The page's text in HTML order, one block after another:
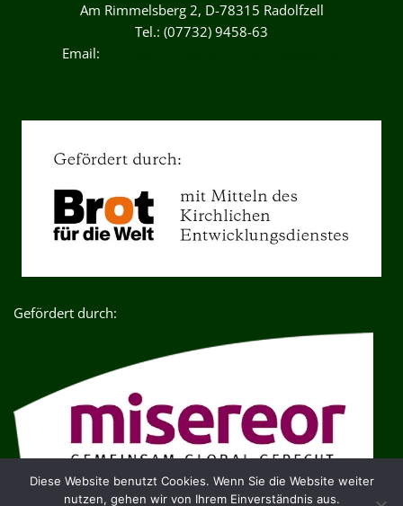
Am Rimmelsberg 2, D-78315 Radolfzell
Tel.: (07732) 9458-63
Email:
Gefördert durch:
Diese Website benutzt Cookies. Wenn Sie die Website weiter
nutzen, gehen wir von Ihrem Einverständnis aus.